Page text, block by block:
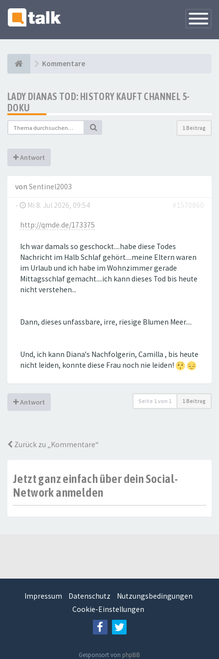
Kommentare
LADY DIANAS TOD: HISTORY KAUFT CHANNEL 5-
DOKU
1 Beitrag
Antwort
von Sentinel2003
-
Mi 8. Jul 2026, 09:54 #1570860
http://qmde.de/173375
Ich war damals so geschockt....habe diese Todes
Nachricht im Halb Schlaf gehört....meine Eltern waren
im Urlaub und ich habe im Wohnzimmer gerade
Mittagsschlaf gemacht....ich kann dieses Tod bis heute
nicht verstehen...
Dann, dieses unfassbare, irre, riesige Blumen Meer....
Und, ich kann Diana's Nachfolgerin, Camilla , bis heute
nicht leiden, konnte diese Frau noch nie leiden!
Antwort Seite 1von 1 1 Beitrag
Zurück zu „Kommentare“
Jetzt ganz einfach über dein Social-
Network anmelden
Impressum Datenschutz
Nutzungsbedingungen
Cookie-Einstellungen
Gesponsort von phpBB